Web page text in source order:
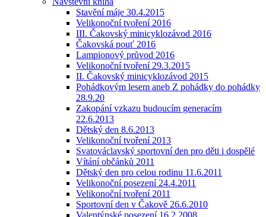
Stavění máje 30.4.2015
Velikonoční tvoření 2016
III. Čakovský minicyklozávod 2016
Čakovská pouť 2016
Lampionový průvod 2016
Velikonoční tvoření 29.3.2015
II. Čakovský minicyklozávod 2015
Pohádkovým lesem aneb Z pohádky do pohádky
28.9.20
Zakopání vzkazu budoucím generacím
22.6.2013
Dětský den 8.6.2013
Velikonoční tvoření 2013
Svatováclavský sportovní den pro děti i dospělé
Vítání občánků 2011
Dětský den pro celou rodinu 11.6.2011
Velikonoční posezení 24.4.2011
Velikonoční tvoření 2011
Sportovní den v Čakově 26.6.2010
Valentýnské posezení 16.2.2008